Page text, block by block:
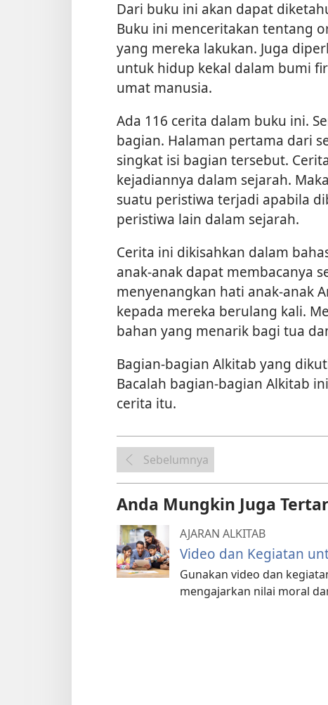
Dari buku ini akan dapat
Buku ini menceritakan tentang
yang mereka lakukan. Juga
untuk hidup kekal dalam bumi
umat manusia.
Ada 116 cerita dalam buku ini.
bagian. Halaman pertama dari
singkat isi bagian tersebut.
kejadiannya dalam sejarah.
suatu peristiwa terjadi apabila
peristiwa lain dalam sejarah.
Cerita ini dikisahkan dalam
anak-anak dapat membacanya
menyenangkan hati anak-anak
kepada mereka berulang kali.
bahan yang menarik bagi tua
Bagian-bagian Alkitab yang
Bacalah bagian-bagian Alkitab
cerita itu.
Sebelumnya
Anda Mungkin Juga
AJARAN ALKITAB
Video dan Kegiatan
Gunakan video dan
mengajarkan nilai moral